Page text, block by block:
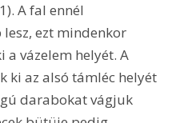
A fal ennél
ezt mindenkor
a vázelem helyét. A
ki az alsó támléc helyét
darabokat vágjuk